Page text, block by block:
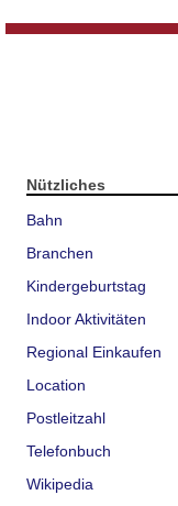
Nützliches
Bahn
Branchen
Kindergeburtstag
Indoor Aktivitäten
Regional Einkaufen
Location
Postleitzahl
Telefonbuch
Wikipedia